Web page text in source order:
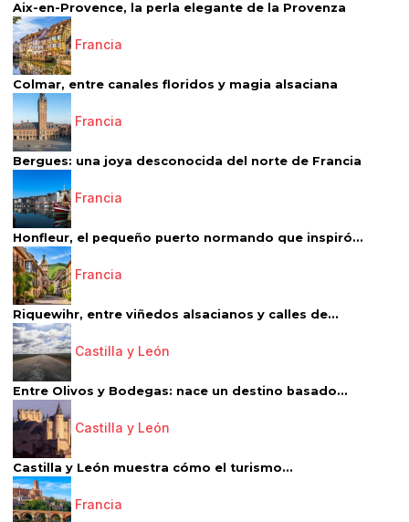
Aix-en-Provence, la perla elegante de la Provenza
Francia
Colmar, entre canales floridos y magia alsaciana
Francia
Bergues: una joya desconocida del norte de Francia
Francia
Honfleur, el pequeño puerto normando que inspiró...
Francia
Riquewihr, entre viñedos alsacianos y calles de...
Castilla y León
Entre Olivos y Bodegas: nace un destino basado...
Castilla y León
Castilla y León muestra cómo el turismo...
Francia